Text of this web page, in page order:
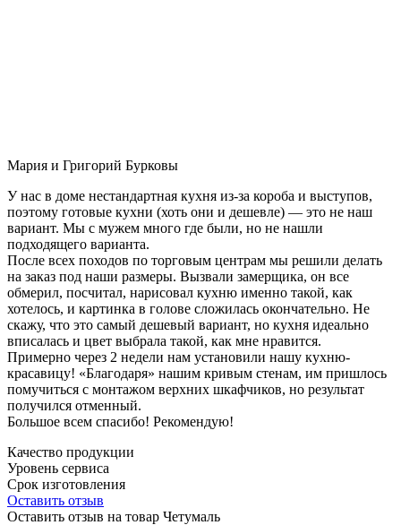
Мария и Григорий Бурковы
У нас в доме нестандартная кухня из-за короба и выступов,
поэтому готовые кухни (хоть они и дешевле) — это не наш
вариант. Мы с мужем много где были, но не нашли
подходящего варианта.
После всех походов по торговым центрам мы решили делать
на заказ под наши размеры. Вызвали замерщика, он все
обмерил, посчитал, нарисовал кухню именно такой, как
хотелось, и картинка в голове сложилась окончательно. Не
скажу, что это самый дешевый вариант, но кухня идеально
вписалась и цвет выбрала такой, как мне нравится.
Примерно через 2 недели нам установили нашу кухню-
красавицу! «Благодаря» нашим кривым стенам, им пришлось
помучиться с монтажом верхних шкафчиков, но результат
получился отменный.
Большое всем спасибо! Рекомендую!
Качество продукции
Уровень сервиса
Срок изготовления
Оставить отзыв
Оставить отзыв на товар Четумаль